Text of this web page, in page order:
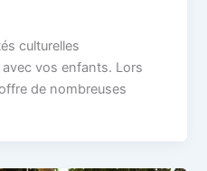
culturelles
vos enfants. Lors
de nombreuses